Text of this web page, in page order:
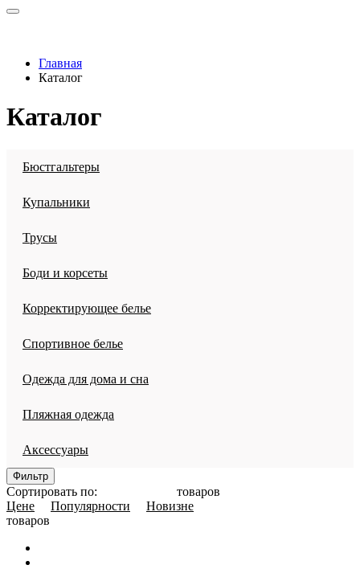
Главная
Каталог
Каталог
Бюстгальтеры
Купальники
Трусы
Боди и корсеты
Корректирующее белье
Спортивное белье
Одежда для дома и сна
Пляжная одежда
Аксессуары
Фильтр
Сортировать по:
товаров
Цене
Популярности
Новизне
товаров